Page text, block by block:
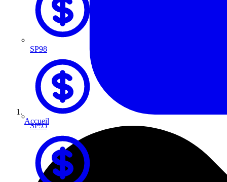
SP98
SP95
Accueil